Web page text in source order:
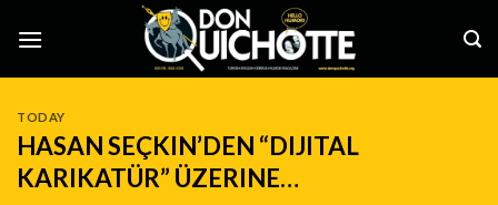
TODAY
HASAN SEÇKIN’DEN “DIJITAL
KARIKATÜR” ÜZERINE…